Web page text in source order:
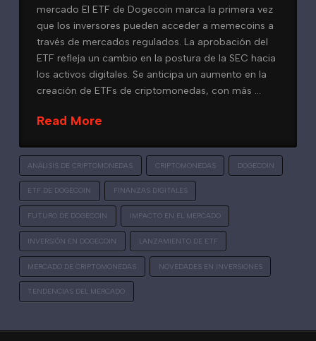
mercado El ETF de Dogecoin marca la primera vez
que los inversores pueden acceder a memecoins a
través de mercados regulados. La aprobación del
ETF refleja un cambio en la postura de la SEC hacia
los activos digitales. Se anticipa un aumento en la
creación de ETFs de criptomonedas, con más …
Read More
ANÁLISIS DE CRIPTOMONEDAS CRIPTOMONEDAS DOGECOIN
ETF DE DOGECOIN FINANZAS DIGITALES
FUTURO DE DOGECOIN IMPACTO EN EL MERCADO
INVERSIÓN EN DOGECOIN LANZAMIENTO DE ETF
MERCADO DE CRIPTOMONEDAS NOVEDADES EN INVERSIONES
TENDENCIAS DEL MERCADO